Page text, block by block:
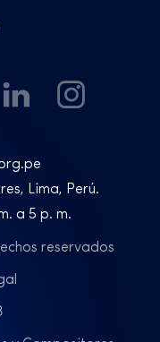
Lima, Perú.
a 5 p. m.
reservados